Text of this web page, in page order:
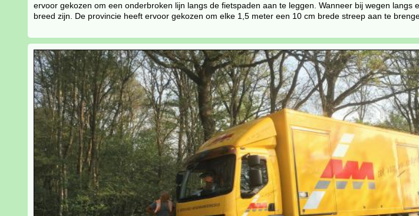
ervoor gekozen om een onderbroken lijn langs de fietspaden aan te leggen. Wanneer bij wegen
breed zijn. De provincie heeft ervoor gekozen om elke 1,5 meter een 10 cm brede streep aan te